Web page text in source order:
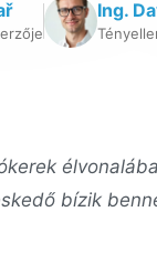
Ing.
bízik